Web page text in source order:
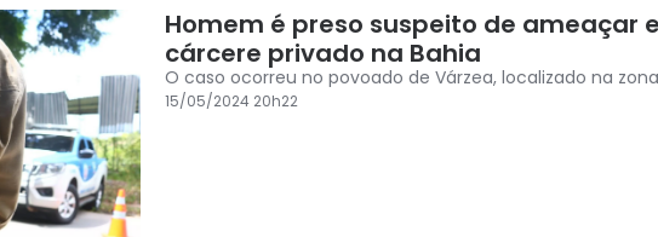
Homem é preso suspeito de ameaçar
cárcere privado na Bahia
O caso ocorreu no povoado de Várzea, localizado na
15/05/2024 20h22